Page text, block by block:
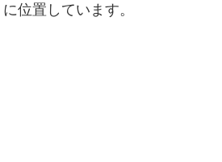
位置しています。